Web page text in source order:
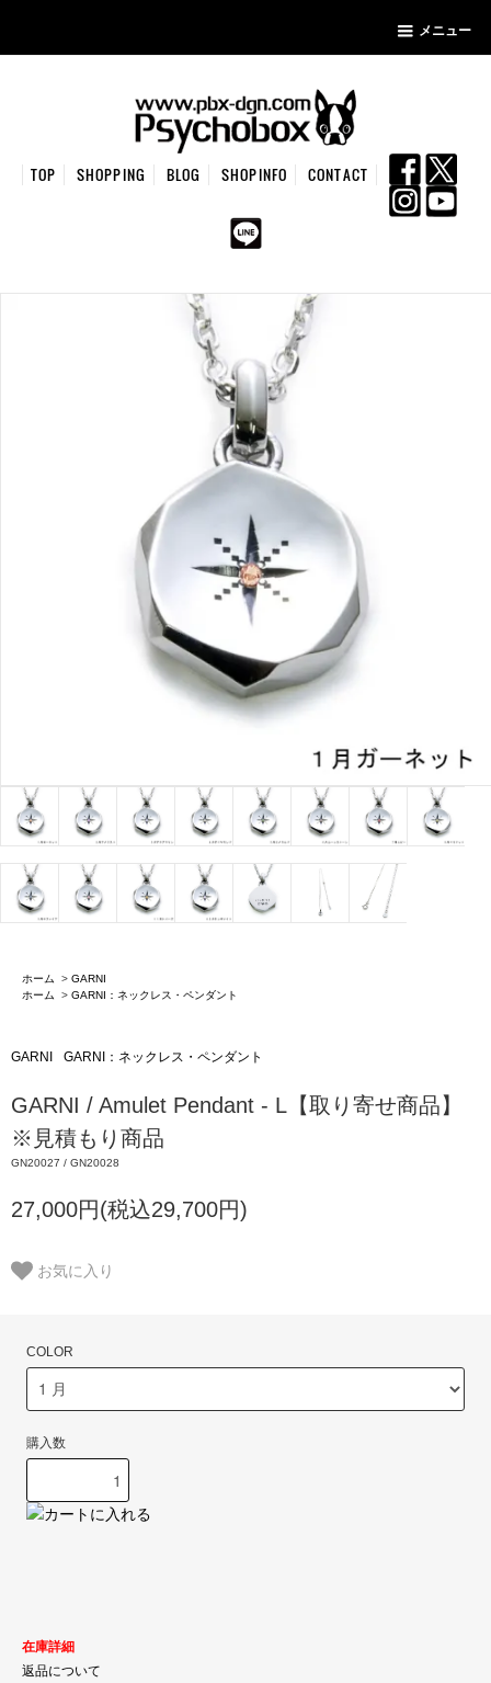
メニュー
TOP SHOPPING BLOG SHOPINFO CONTACT
ホーム > GARNI
ホーム
> GARNI：ネックレス・ペンダント
GARNI GARNI：ネックレス・ペンダント
GARNI / Amulet Pendant - L【取り寄せ商品】
※見積もり商品
GN20027 / GN20028
27,000円(税込29,700円)
お気に入り
COLOR
購入数
在庫詳細
返品について